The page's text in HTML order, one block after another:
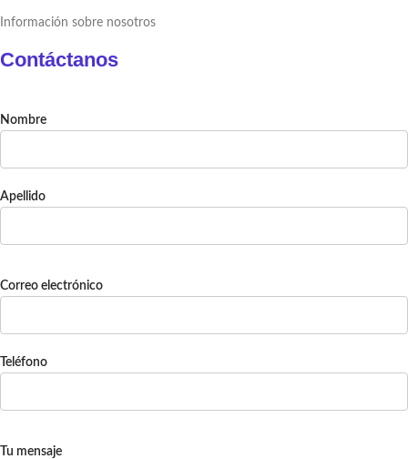
Información sobre nosotros
Contáctanos
Nombre
Apellido
Correo electrónico
Teléfono
Tu mensaje